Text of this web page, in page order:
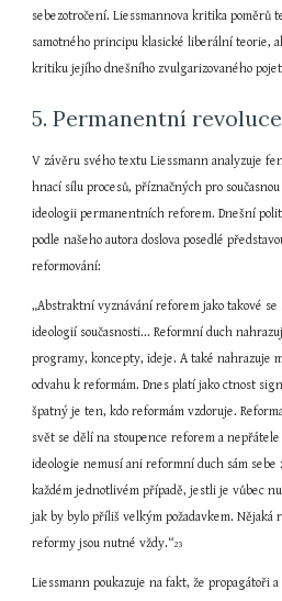
sebezotročení. Liessmannova kritika poměrů
samotného principu klasické liberální teorie,
kritiku jejího dnešního zvulgarizovaného
5. Permanentní
V závěru svého textu Liessmann analyzuje
hnací sílu procesů, příznačných pro
ideologii permanentních reforem. Dnešní
podle našeho autora doslova posedlé
reformování:
„Abstraktní vyznávání reforem jako takové
ideologií současnosti... Reformní duch
programy, koncepty, ideje. A také nahrazuje
odvahu k reformám. Dnes platí jako ctnost
špatný je ten, kdo reformám vzdoruje.
svět se dělí na stoupence reforem a
ideologie nemusí ani reformní duch sám sebe
každém jednotlivém případě, jestli je vůbec
jak by bylo příliš velkým požadavkem. Nějaká
reformy jsou nutné vždy.“23
Liessmann poukazuje na fakt, že propagátoři